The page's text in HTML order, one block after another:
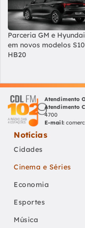
Parceria GM e
em novos modelos
HB20
Atendimento
Atendimento
4700
E-mail:
Notícias
Cidades
Cinema e Séries
Economia
Esportes
Música